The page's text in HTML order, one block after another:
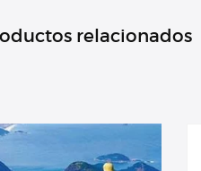
relacionados